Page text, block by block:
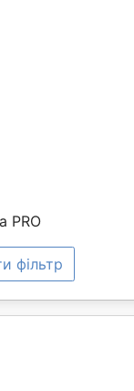
PRO
фільтр